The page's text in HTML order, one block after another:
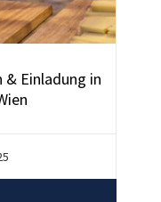
Einladung in